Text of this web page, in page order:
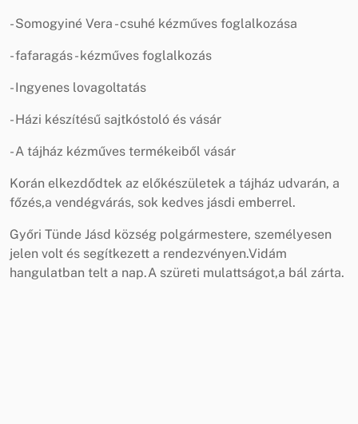
- Somogyiné Vera - csuhé kézműves foglalkozása
- fafaragás - kézműves foglalkozás
- Ingyenes lovagoltatás
- Házi készítésű sajtkóstoló és vásár
- A tájház kézműves termékeiből vásár
Korán elkezdődtek az előkészületek a tájház udvarán, a
főzés,a vendégvárás, sok kedves jásdi emberrel.
Győri Tünde Jásd község polgármestere, személyesen
jelen volt és segítkezett a rendezvényen.Vidám
hangulatban telt a nap.A szüreti mulattságot,a bál zárta.